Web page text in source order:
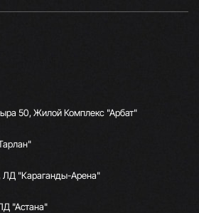
50, Жилой Комплекс "Арбат"
​ЛД "Караганды-Арена"
"Астана"